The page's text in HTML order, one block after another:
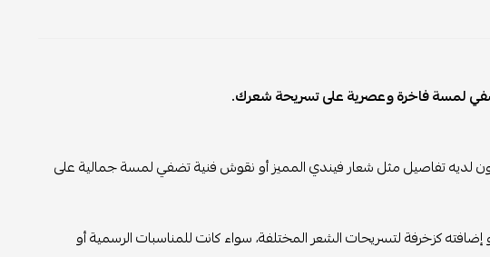
لمسة فاخرة وعصرية على تسريحة شعرك.
لديه تفاصيل مثل شعار فيندي المميز أو نقوش فنية تضفي لمسة جمالية على
كزخرفة لتسريحات الشعر المختلفة، سواء كانت للمناسبات الرسمية أو